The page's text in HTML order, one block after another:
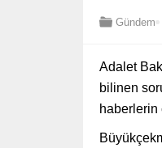
Gündem
Adalet
bilinen
haberlerin